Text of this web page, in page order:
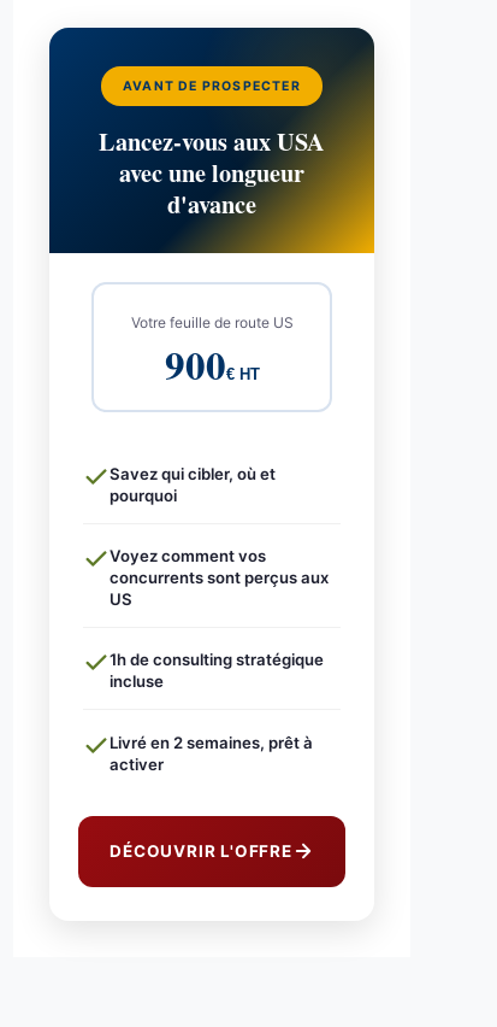
AVANT DE PROSPECTER
Lancez-vous aux USA
avec une longueur
d'avance
Votre feuille de route US
900€ HT
Savez qui cibler, où et
pourquoi
Voyez comment vos
concurrents sont perçus aux
US
1h de consulting stratégique
incluse
Livré en 2 semaines, prêt à
activer
DÉCOUVRIR L'OFFRE